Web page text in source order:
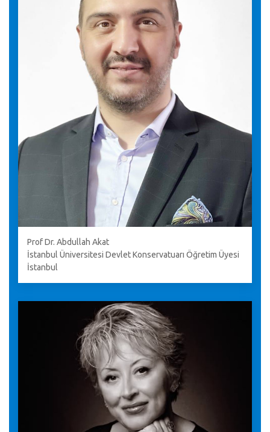
Prof Dr. Abdullah Akat
İstanbul Üniversitesi Devlet Konservatuarı Öğretim Üyesi
İstanbul